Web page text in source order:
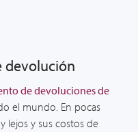
devolución
de devoluciones de
el mundo. En pocas
lejos y sus costos de